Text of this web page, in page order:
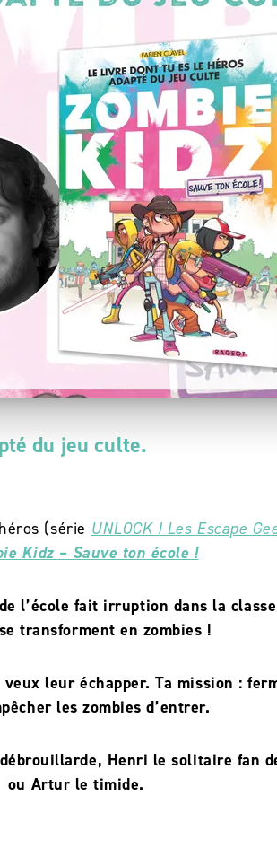
du jeu culte.
(série UNLOCK ! Les Escape
Kidz – Sauve ton école !
l’école fait irruption dans la
transforment en zombies !
leur échapper. Ta mission :
les zombies d’entrer.
Henri le solitaire fan
ou Artur le timide.